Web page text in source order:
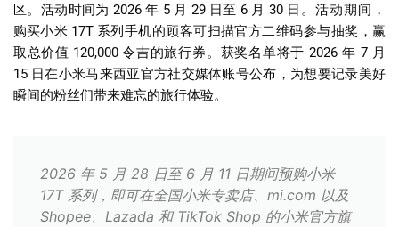
区。活动时间为 2026 年 5 月 29 日至 6 月 30 日。活动期间，
购买小米 17T 系列手机的顾客可扫描官方二维码参与抽奖，赢
取总价值 120,000 令吉的旅行券。获奖名单将于 2026 年 7 月
15 日在小米马来西亚官方社交媒体账号公布，为想要记录美好
瞬间的粉丝们带来难忘的旅行体验。
2026 年 5 月 28 日至 6 月 11 日期间预购小米
17T 系列，即可在全国小米专卖店、mi.com 以及
Shopee、Lazada 和 TikTok Shop 的小米官方旗